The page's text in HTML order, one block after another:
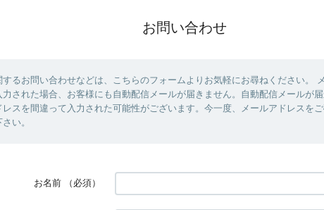
お問い合わせ
するお問い合わせなどは、こちらのフォームよりお気軽にお尋ねください。
力された場合、お客様にも自動配信メールが届きません。自動配信メールが
レスを間違って入力された可能性がございます。今一度、メールアドレスを
い。
お名前 （必須）